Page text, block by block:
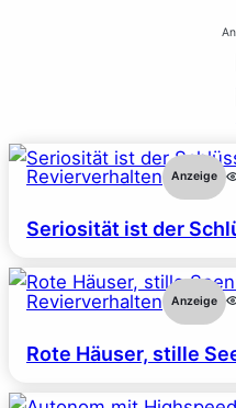
Revierverhalten Anzeige
Seriosität ist der
Revierverhalten Anzeige
Rote Häuser, stille